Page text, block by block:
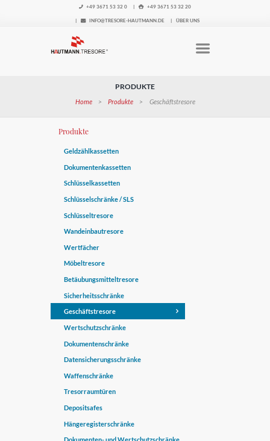
+49 3671 53 32 0 +49 3671 53 32 20
INFO@TRESORE-HAUTMANN.DE ÜBER UNS
PRODUKTE
Home Produkte Geschäftstresore
Produkte
Geldzählkassetten
Dokumentenkassetten
Schlüsselkassetten
Schlüsselschränke / SLS
Schlüsseltresore
Wandeinbautresore
Wertfächer
Möbeltresore
Betäubungsmitteltresore
Sicherheitsschränke
Geschäftstresore
Wertschutzschränke
Dokumentenschränke
Datensicherungsschränke
Waffenschränke
Tresorraumtüren
Depositsafes
Hängeregisterschränke